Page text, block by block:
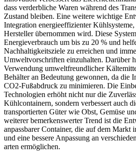
dass verderbliche Waren während des
Zustand bleiben. Eine weitere wichtige
Integration energieeffizienter
Hersteller übernommen wird. Diese
Energieverbrauch um bis zu 20 % und
Nachhaltigkeitsziele zu erreichen und
Umweltvorschriften einzuhalten. Darüber
Verwendung umweltfreundlicher
Behälter an Bedeutung gewonnen, da die
CO2-Fußabdruck zu minimieren. Die
Technologien erhöht nicht nur die
Kühlcontainern, sondern verbessert auch
transportierten Güter wie Obst, Gemüse
weiterer bemerkenswerter Trend ist die
anpassbarer Container, die auf dem Markt
und eine bessere Anpassung an
arten ermöglichen.